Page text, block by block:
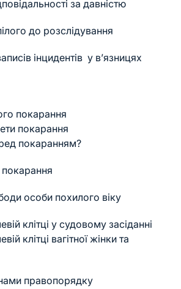
за давністю
до розслідування
інцидентів у в’язницях
покарання
покарання
покаранням?
особи похилого віку
клітці у судовому засіданні
клітці вагітної жінки та
правопорядку